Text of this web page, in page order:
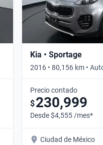
Kia • Sportage
2016 • 80,156 km •
Precio contado
$230,999
Desde $4,555 /mes*
Ciudad de México